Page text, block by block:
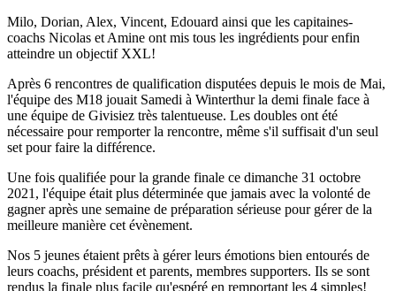
Milo, Dorian, Alex, Vincent, Edouard ainsi que les capitaines-
coachs Nicolas et Amine ont mis tous les ingrédients pour enfin
atteindre un objectif XXL!
Après 6 rencontres de qualification disputées depuis le mois de Mai,
l'équipe des M18 jouait Samedi à Winterthur la demi finale face à
une équipe de Givisiez très talentueuse. Les doubles ont été
nécessaire pour remporter la rencontre, même s'il suffisait d'un seul
set pour faire la différence.
Une fois qualifiée pour la grande finale ce dimanche 31 octobre
2021, l'équipe était plus déterminée que jamais avec la volonté de
gagner après une semaine de préparation sérieuse pour gérer de la
meilleure manière cet évènement.
Nos 5 jeunes étaient prêts à gérer leurs émotions bien entourés de
leurs coachs, président et parents, membres supporters. Ils se sont
rendus la finale plus facile qu'espéré en remportant les 4 simples!